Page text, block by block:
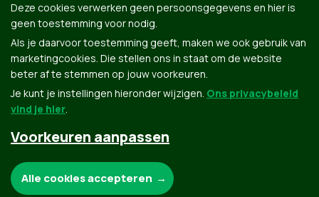
Groen.be
Deze cookies verwerken geen persoonsgegevens en hier is
geen toestemming voor nodig.
Als je daarvoor toestemming geeft, maken we ook gebruik van
marketingcookies. Die stellen ons in staat om de website
beter af te stemmen op jouw voorkeuren.
Je kunt je instellingen hieronder wijzigen. Ons privacybeleid
vind je hier.
Voorkeuren aanpassen
Alle cookies accepteren